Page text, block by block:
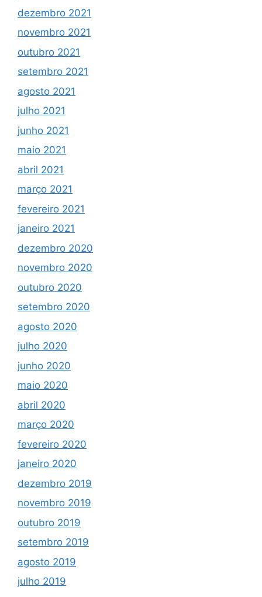
dezembro 2021
novembro 2021
outubro 2021
setembro 2021
agosto 2021
julho 2021
junho 2021
maio 2021
abril 2021
março 2021
fevereiro 2021
janeiro 2021
dezembro 2020
novembro 2020
outubro 2020
setembro 2020
agosto 2020
julho 2020
junho 2020
maio 2020
abril 2020
março 2020
fevereiro 2020
janeiro 2020
dezembro 2019
novembro 2019
outubro 2019
setembro 2019
agosto 2019
julho 2019